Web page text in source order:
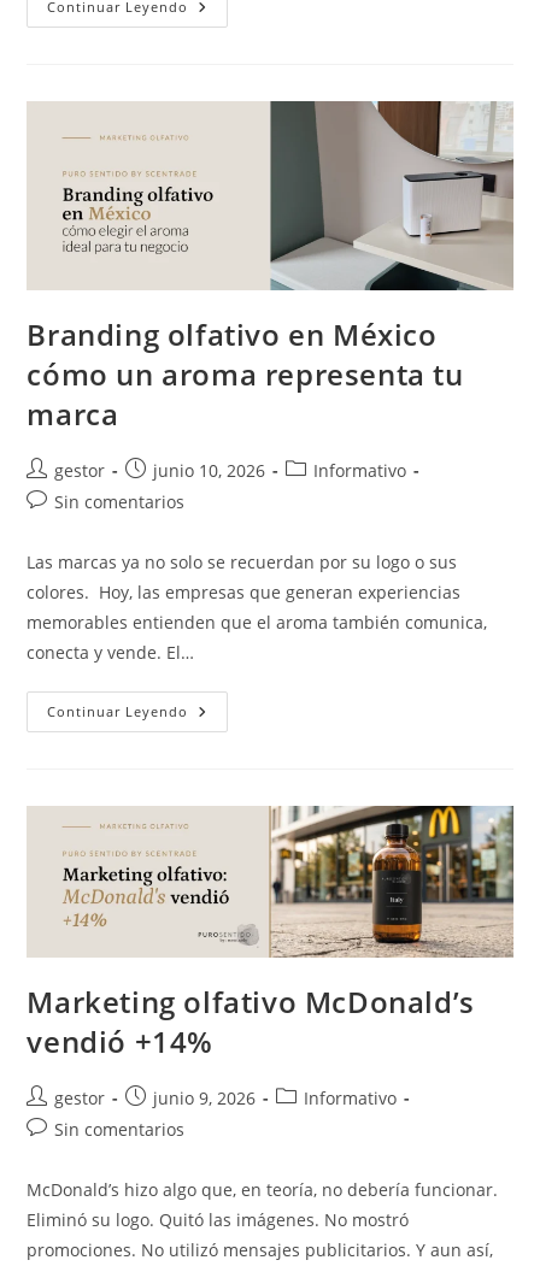
Continuar Leyendo
Branding olfativo en México
cómo un aroma representa tu
marca
gestor junio 10, 2026
Informativo
Sin comentarios
Las marcas ya no solo se recuerdan por su logo o sus
colores. Hoy, las empresas que generan experiencias
memorables entienden que el aroma también comunica,
conecta y vende. El…
Continuar Leyendo
Marketing olfativo McDonald’s
vendió +14%
gestor junio 9, 2026
Informativo
Sin comentarios
McDonald’s hizo algo que, en teoría, no debería funcionar.
Eliminó su logo. Quitó las imágenes. No mostró
promociones. No utilizó mensajes publicitarios. Y aun así,